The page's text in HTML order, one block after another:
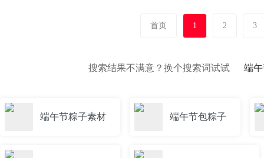
首页 1 2 3
搜索结果不满意？换个搜索词试试 端
端午节粽子素材 端午节包粽子